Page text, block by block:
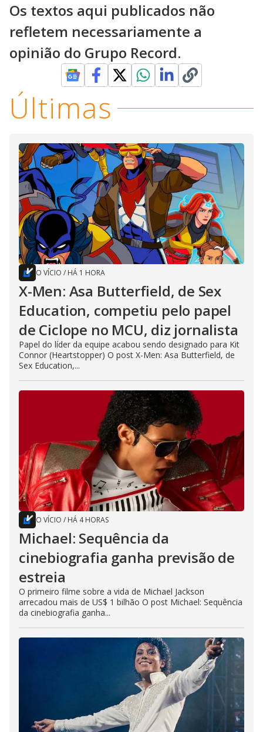
Os textos aqui publicados não
refletem necessariamente a
opinião do Grupo Record.
Últimas
O VÍCIO / HÁ 1 HORA
X-Men: Asa Butterfield, de Sex
Education, competiu pelo papel
de Ciclope no MCU, diz jornalista
Papel do líder da equipe acabou sendo designado para Kit
Connor (Heartstopper) O post X-Men: Asa Butterfield, de
Sex Education,...
O VÍCIO / HÁ 4 HORAS
Michael: Sequência da
cinebiografia ganha previsão de
estreia
O primeiro filme sobre a vida de Michael Jackson
arrecadou mais de US$ 1 bilhão O post Michael: Sequência
da cinebiografia ganha...